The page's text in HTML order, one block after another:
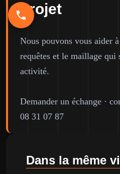
projet
Nous pouvons vous aider
requêtes et le maillage qui
activité.
Demander un échange ·
08 31 07 87
Dans la même